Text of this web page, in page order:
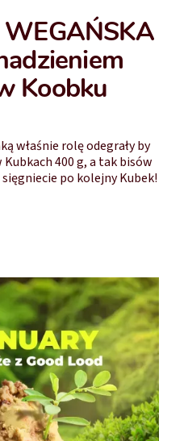
Koobku
właśnie rolę odegrały by
400 g, a tak bisów
po kolejny Kubek!